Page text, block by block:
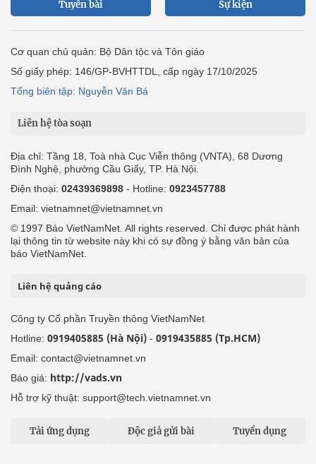
Tuyến bài Sự kiện
Cơ quan chủ quản: Bộ Dân tộc và Tôn giáo
Số giấy phép: 146/GP-BVHTTDL, cấp ngày 17/10/2025
Tổng biên tập: Nguyễn Văn Bá
Liên hệ tòa soạn
Địa chỉ: Tầng 18, Toà nhà Cục Viễn thông (VNTA), 68 Dương
Đình Nghệ, phường Cầu Giấy, TP. Hà Nội.
Điện thoại: 02439369898 - Hotline: 0923457788
Email: vietnamnet@vietnamnet.vn
© 1997 Báo VietNamNet. All rights reserved. Chỉ được phát hành
lại thông tin từ website này khi có sự đồng ý bằng văn bản của
báo VietNamNet.
Liên hệ quảng cáo
Công ty Cổ phần Truyền thông VietNamNet
Hotline: 0919405885 (Hà Nội) - 0919435885 (Tp.HCM)
Email: contact@vietnamnet.vn
Báo giá: http://vads.vn
Hỗ trợ kỹ thuật: support@tech.vietnamnet.vn
Tải ứng dụng Độc giả gửi bài Tuyển dụng